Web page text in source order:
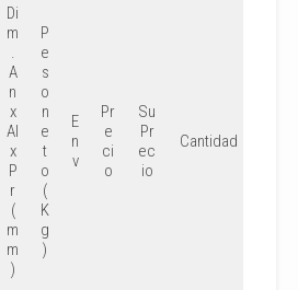
Di
m
.
A
n
x
Al
x
P
r
(
m
m
)
P
e
s
o
n
e
t
o
(
K
g
)
E
n
v
Pr
e
ci
o
Su
Pr
ec
io
Cantidad